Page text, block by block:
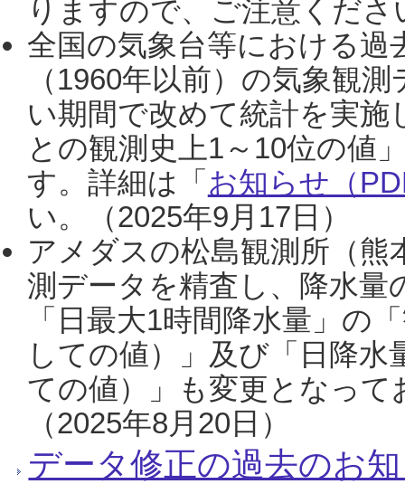
りますので、ご注意くだ
全国の気象台等における過
（1960年以前）の気象観
い期間で改めて統計を実
との観測史上1～10位の値
す。詳細は「 お知らせ（
い。（2025年9月17日）
アメダスの松島観測所（熊
測データを精査し、降水
「日最大1時間降水量」の
しての値）」及び「日降
ての値）」も変更となっ
（2025年8月20日）
データ修正の過去のお